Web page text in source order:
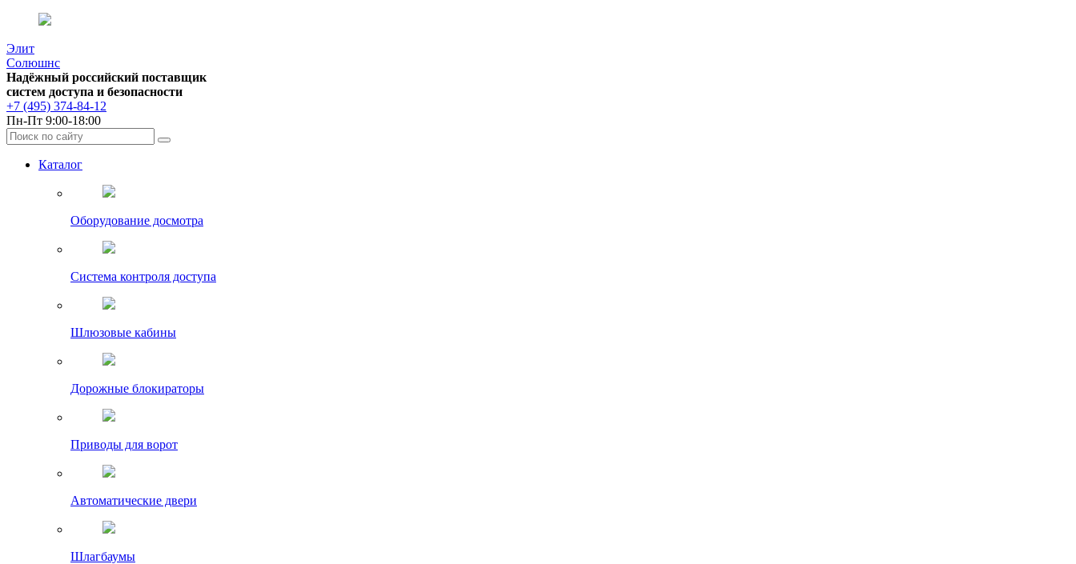
Элит
Солюшнс
Надёжный российский поставщик
систем доступа и безопасности
+7 (495) 374-84-12
Пн-Пт 9:00-18:00
Каталог
Оборудование досмотра
Система контроля доступа
Шлюзовые кабины
Дорожные блокираторы
Приводы для ворот
Автоматические двери
Шлагбаумы